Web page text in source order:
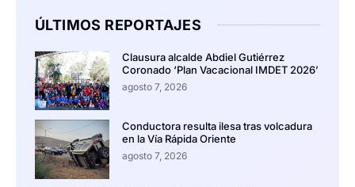
ÚLTIMOS REPORTAJES
Clausura alcalde Abdiel Gutiérrez
Coronado ‘Plan Vacacional IMDET 2026’
agosto 7, 2026
Conductora resulta ilesa tras volcadura
en la Vía Rápida Oriente
agosto 7, 2026